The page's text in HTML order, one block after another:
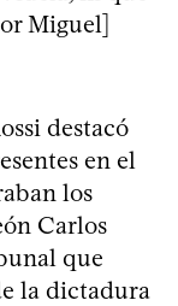
Miguel]
destacó
en el
los
Carlos
que
la dictadura